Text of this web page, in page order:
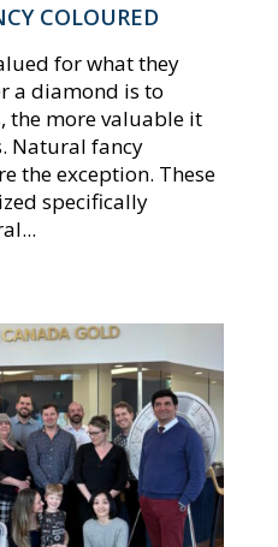
COLOURED
for what they
a diamond is to
the more valuable it
Natural fancy
the exception. These
specifically